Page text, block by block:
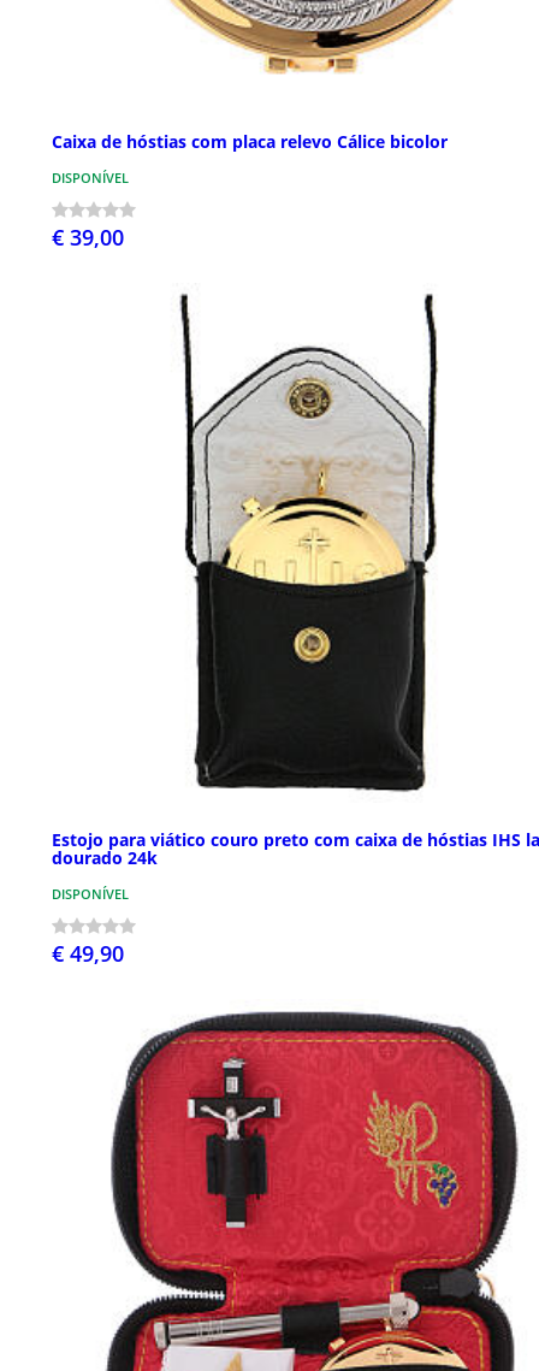
Caixa de hóstias com placa relevo Cálice bicolor
DISPONÍVEL
€ 39,00
Estojo para viático couro preto com caixa de hóstias IHS
dourado 24k
DISPONÍVEL
€ 49,90